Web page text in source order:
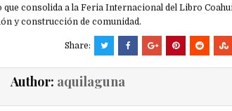
que consolida a la Feria Internacional del Libro
y construcción de comunidad.
Share:
Author: aquilaguna